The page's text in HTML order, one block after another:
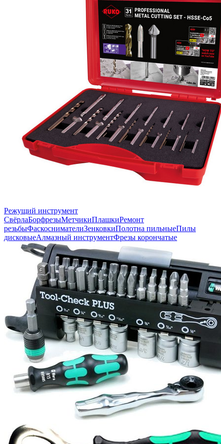
Режущий инструмент
СвёрлаБорфрезыМетчикиПлашкиРемонт
резьбыФаскоснимателиЗенковкиПолотна пильныеПилы
дисковыеАлмазный инструментФрезы корончатые